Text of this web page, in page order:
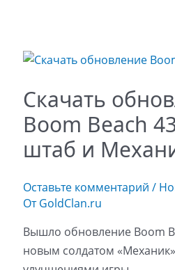
Скачать
Boom Beach
штаб и
Оставьте комментарий /
От GoldClan.ru
Вышло обновление Boom
новым солдатом